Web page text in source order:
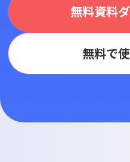
無料資料
無料で